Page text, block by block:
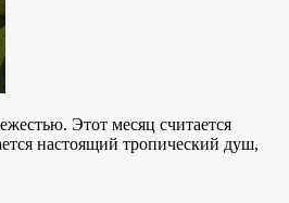
Этот месяц считается
настоящий тропический душ,